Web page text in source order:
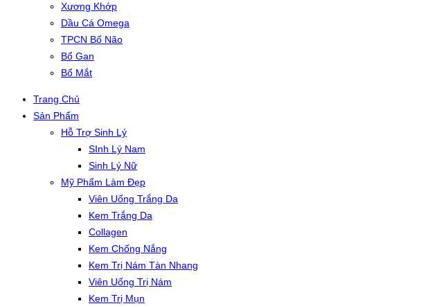
Xương Khớp
Dầu Cá Omega
TPCN Bổ Não
Bổ Gan
Bổ Mắt
Trang Chủ
Sản Phẩm
Hỗ Trợ Sinh Lý
SInh Lý Nam
Sinh Lý Nữ
Mỹ Phẩm Làm Đẹp
Viên Uống Trắng Da
Kem Trắng Da
Collagen
Kem Chống Nắng
Kem Trị Nám Tàn Nhang
Viên Uống Trị Nám
Kem Trị Mụn